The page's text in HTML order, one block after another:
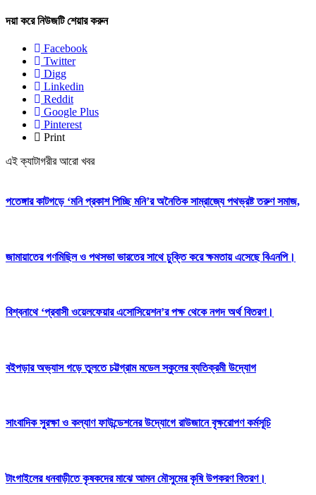
দয়া করে নিউজটি শেয়ার করুন
Facebook
Twitter
Digg
Linkedin
Reddit
Google Plus
Pinterest
Print
এই ক্যাটাগরীর আরো খবর
পতেঙ্গার কাটগড়ে ‘মনি প্রকাশ পিচ্ছি মনি’র অনৈতিক সাম্রাজ্যে পথভ্রষ্ট তরুণ সমাজ,
জামায়াতের গণমিছিল ও পথসভা ভারতের সাথে চুক্তি করে ক্ষমতায় এসেছে বিএনপি।
বিশ্বনাথে ‘প্রবাসী ওয়েলফেয়ার এসোসিয়েশন’র পক্ষ থেকে নগদ অর্থ বিতরণ।
বইপড়ার অভ্যাস গড়ে তুলতে চট্টগ্রাম মডেল স্কুলের ব্যতিক্রমী উদ্যোগ
সাংবাদিক সুরক্ষা ও কল্যাণ ফাউন্ডেশনের উদ্যোগে রাউজানে বৃক্ষরোপণ কর্মসূচি
টাংগাইলের ধনবাড়ীতে কৃষকদের মাঝে আমন মৌসুমের কৃষি উপকরণ বিতরণ।